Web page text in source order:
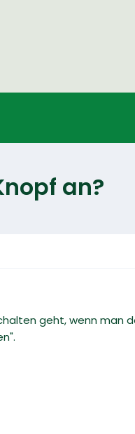
an?
geht, wenn man